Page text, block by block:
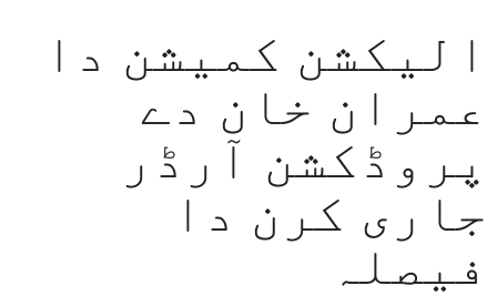
الیکشن کمیشن دا
عمران خان دے
پروڈکشن آرڈر
جاری کرن دا
فیصلہ